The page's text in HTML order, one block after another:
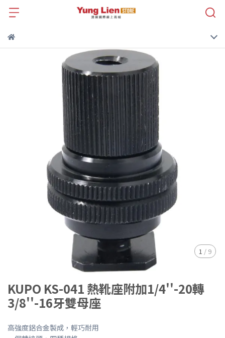
1 / 9
KUPO KS-041 熱靴座附加1/4''-20轉
3/8''-16牙雙母座
高強度鋁合金製成，輕巧耐用